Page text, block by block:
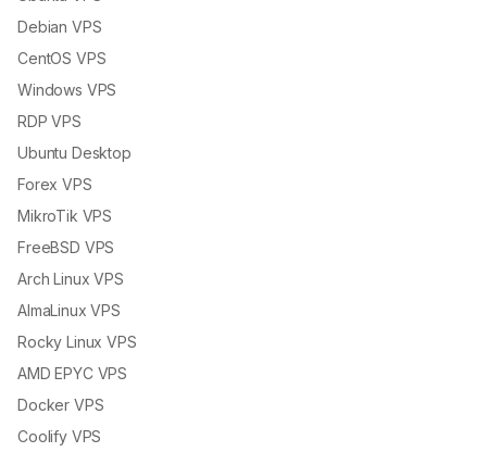
Debian VPS
CentOS VPS
Windows VPS
RDP VPS
Ubuntu Desktop
Forex VPS
MikroTik VPS
FreeBSD VPS
Arch Linux VPS
AlmaLinux VPS
Rocky Linux VPS
AMD EPYC VPS
Docker VPS
Coolify VPS